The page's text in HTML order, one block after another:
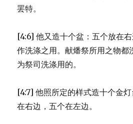
罢特。
[4:6] 他又造十个盆：五个放在
作洗涤之用。献燔祭所用之物都
为祭司洗涤用的。
[4:7] 他照所定的样式造十个金
在右边，五个在左边。